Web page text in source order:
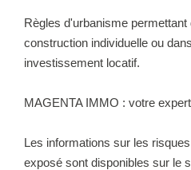
Règles d'urbanisme permettant
construction individuelle ou
investissement locatif.
MAGENTA IMMO : votre
Les informations sur les
exposé sont disponibles sur le